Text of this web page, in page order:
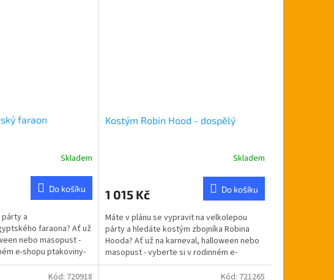
faraon
Skladem
Do košíku
a
faraona? Ať už
nebo masopust -
e-shopu ptakoviny-
Kostým Robin Hood - dospělý
Skladem
1 015 Kč Do košíku
Máte v plánu se vypravit na velkolepou
párty a hledáte kostým zbojníka Robina
Hooda? Ať už na karneval, halloween nebo
masopust - vyberte si v rodinném e-
shopu...
Kód: 720918 Kód: 721265